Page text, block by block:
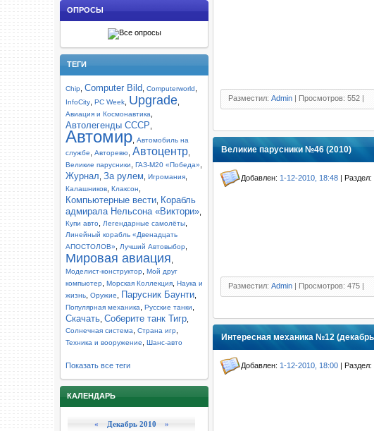
ОПРОСЫ
ТЕГИ
Chip Computer Bild Computerworld
InfoCity PC Week Upgrade
Авиация и Космонавтика
Автолегенды СССР
Автомир Автомобиль на
службе
Авторевю Автоцентр
Великие парусники ГАЗ-М20 «Победа»
Журнал За рулем Игромания
Калашников Клаксон
Компьютерные вести Корабль
адмирала Нельсона «Виктори»
Купи авто Легендарные самолёты
Линейный корабль «Двенадцать
АПОСТОЛОВ»
Лучший Автовыбор
Мировая авиация
Моделист-конструктор Мой друг
компьютер Морская Коллекция Наука и
жизнь Оружие Парусник Баунти
Популярная механика Русские танки
Скачать Соберите танк Тигр
Солнечная система Страна игр
Техника и вооружение Шанс-авто
Показать все теги
КАЛЕНДАРЬ
« Декабрь 2010 »
Разместил: Admin | Просмотров: 552 |
Великие парусники №46 (2010)
Добавлен: 1-12-2010, 18:48 | Раздел:
Разместил: Admin | Просмотров: 475 |
Интересная механика №12
Добавлен: 1-12-2010, 18:00 | Раздел: